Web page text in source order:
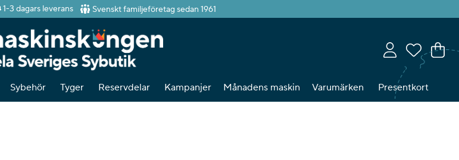
1-3 dagars leverans Svenskt familjeföretag sedan 1961
.
Sybehör Tyger Reservdelar Kampanjer Månadens maskin Varumärken Presentkort